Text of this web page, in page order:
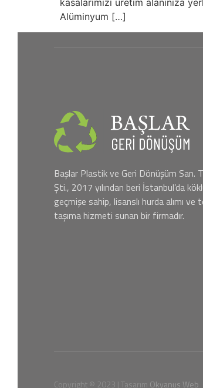
kasalarımızı üretim alanınıza
Alüminyum […]
Başlar Plastik ve Geri Dönüşüm San.
Şti., 2017 yılından beri İstanbul’da
geçmişe sahip, lisanslı hurda alımı ve
taşıma hizmeti sunan bir firmadır.
Copyright © 2023 | Tasarım Okyanus Web